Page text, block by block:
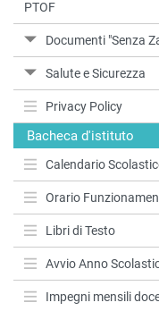
Documenti "Senza
Salute e Sicurezza
Privacy Policy
Bacheca d'istituto
Calendario
Orario
Libri di Testo
Avvio Anno
Impegni mensili